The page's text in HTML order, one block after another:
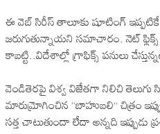
ఈ వెబ్ సిరీస్ తాలూకు షూటింగ్ ఇప్పటికే
జరుగుతున్నాయని సమాచారం. నెట్
కాబట్టి..విదేశాల్లో గ్రాఫిక్స్ పనులు
వెండితెరపై విశ్వ విజేతగా నిలిచి తెలుగు
మారుమ్రోగించిన “బాహుబలి” చిత్రం
సత్త చాటుతుందా లేదా అన్నది ఇప్పుడు